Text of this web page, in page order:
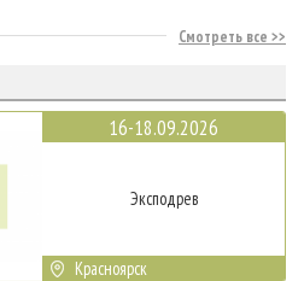
Смотреть все
16-18.09.2026
Эксподрев
Красноярск